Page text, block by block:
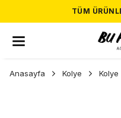
TÜM
Anasayfa Kolye Kolye